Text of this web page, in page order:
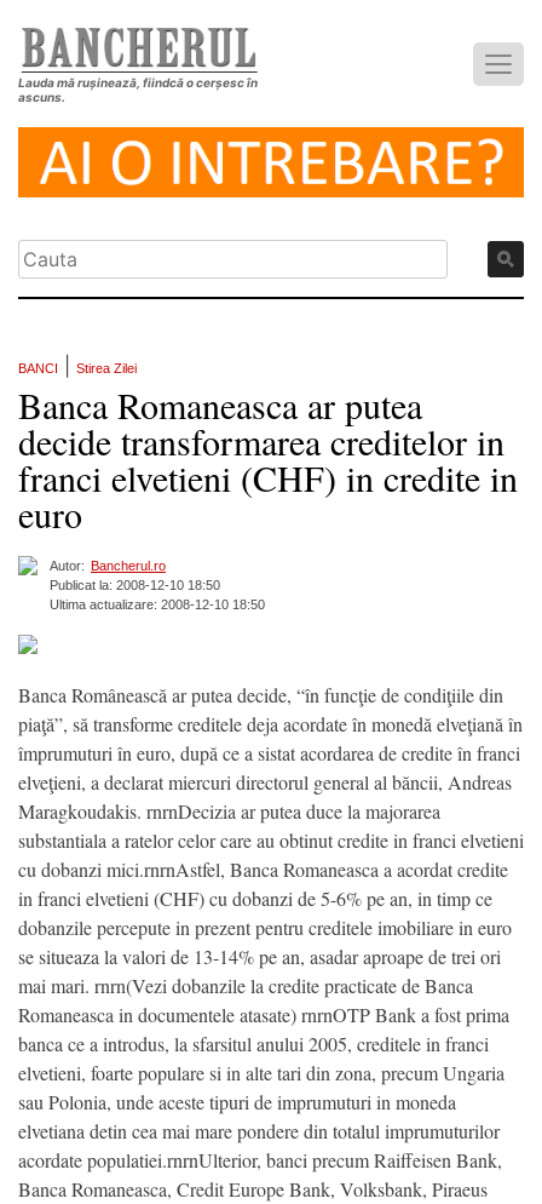
Lauda mă rușinează, fiindcă o cerșesc în
ascuns.
BANCI Stirea Zilei
Banca Romaneasca ar putea
decide transformarea creditelor in
franci elvetieni (CHF) in credite in
euro
Autor: Bancherul.ro
Publicat la: 2008-12-10 18:50
Ultima actualizare: 2008-12-10 18:50
Banca Românească ar putea decide, “în funcţie de condiţiile din
piaţă”, să transforme creditele deja acordate în monedă elveţiană în
împrumuturi în euro, după ce a sistat acordarea de credite în franci
elveţieni, a declarat miercuri directorul general al băncii, Andreas
Maragkoudakis. rnrnDecizia ar putea duce la majorarea
substantiala a ratelor celor care au obtinut credite in franci elvetieni
cu dobanzi mici.rnrnAstfel, Banca Romaneasca a acordat credite
in franci elvetieni (CHF) cu dobanzi de 5-6% pe an, in timp ce
dobanzile percepute in prezent pentru creditele imobiliare in euro
se situeaza la valori de 13-14% pe an, asadar aproape de trei ori
mai mari. rnrn(Vezi dobanzile la credite practicate de Banca
Romaneasca in documentele atasate) rnrnOTP Bank a fost prima
banca ce a introdus, la sfarsitul anului 2005, creditele in franci
elvetieni, foarte populare si in alte tari din zona, precum Ungaria
sau Polonia, unde aceste tipuri de imprumuturi in moneda
elvetiana detin cea mai mare pondere din totalul imprumuturilor
acordate populatiei.rnrnUlterior, banci precum Raiffeisen Bank,
Banca Romaneasca, Credit Europe Bank, Volksbank, Piraeus